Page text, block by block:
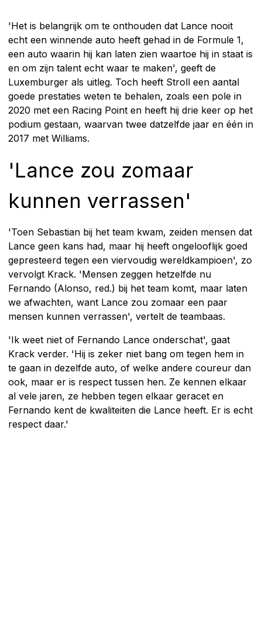
'Het is belangrijk om te onthouden dat Lance nooit
echt een winnende auto heeft gehad in de Formule 1,
een auto waarin hij kan laten zien waartoe hij in staat is
en om zijn talent echt waar te maken', geeft de
Luxemburger als uitleg. Toch heeft Stroll een aantal
goede prestaties weten te behalen, zoals een pole in
2020 met een Racing Point en heeft hij drie keer op het
podium gestaan, waarvan twee datzelfde jaar en één in
2017 met Williams.
'Lance zou zomaar
kunnen verrassen'
'Toen Sebastian bij het team kwam, zeiden mensen dat
Lance geen kans had, maar hij heeft ongelooflijk goed
gepresteerd tegen een viervoudig wereldkampioen', zo
vervolgt Krack. 'Mensen zeggen hetzelfde nu
Fernando (Alonso, red.) bij het team komt, maar laten
we afwachten, want Lance zou zomaar een paar
mensen kunnen verrassen', vertelt de teambaas.
'Ik weet niet of Fernando Lance onderschat', gaat
Krack verder. 'Hij is zeker niet bang om tegen hem in
te gaan in dezelfde auto, of welke andere coureur dan
ook, maar er is respect tussen hen. Ze kennen elkaar
al vele jaren, ze hebben tegen elkaar geracet en
Fernando kent de kwaliteiten die Lance heeft. Er is echt
respect daar.'